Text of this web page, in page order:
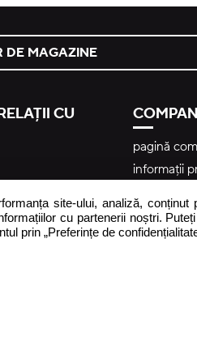
DE MAGAZINE
CU
pagină
informații
entitatea
produsului
site-ului, analiză,
cu partenerii noștri.
prin „Preferințe de